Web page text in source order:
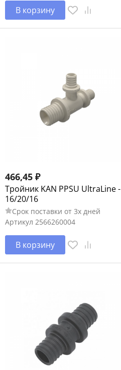
В корзину
466,45 ₽
Тройник KAN PPSU UltraLine -
16/20/16
Срок поставки от 3х дней
Артикул 2566260004
В корзину